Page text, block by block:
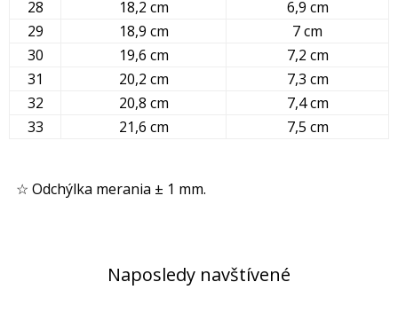
28
18,2 cm
6,9 cm
29
18,9 cm
7 cm
30
19,6 cm
7,2 cm
31
20,2 cm
7,3 cm
32
20,8 cm
7,4 cm
33
21,6 cm 7,5 cm
☆ Odchýlka merania ± 1 mm.
Naposledy navštívené